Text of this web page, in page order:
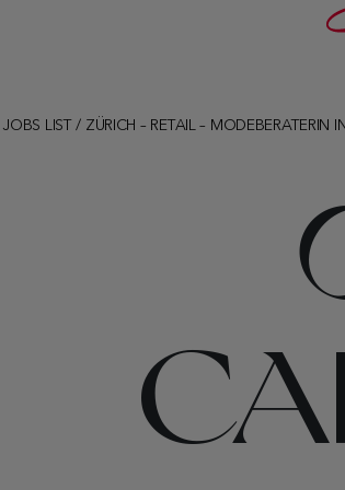
LIST / ZÜRICH – RETAIL – MODEBERATERIN